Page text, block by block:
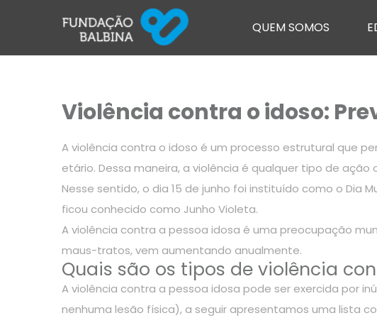
QUEM SOMOS
Violência contra o idoso:
A violência contra o idoso é um processo estrutural que
etário. Dessa maneira, a violência é qualquer tipo de
Nesse sentido, o dia 15 de junho foi instituído como o Dia
ficou conhecido como Junho Violeta.
A violência contra a pessoa idosa é uma preocupação
maus-tratos, vem aumentando anualmente.
Quais são os tipos de violência
A violência contra a pessoa idosa pode ser exercida por
nenhuma lesão física), a seguir apresentamos uma lista